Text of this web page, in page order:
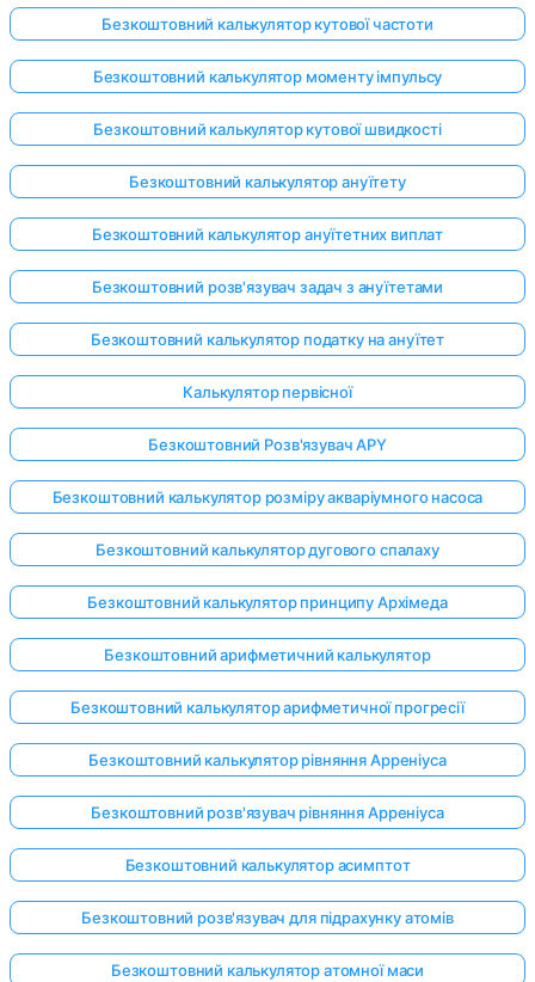
Поки
немає
своє
перше
Безкоштовний калькулятор кутової частоти
Безкоштовний калькулятор моменту імпульсу
Безкоштовний калькулятор кутової швидкості
Безкоштовний калькулятор ануїтету
Безкоштовний калькулятор ануїтетних виплат
Безкоштовний розв'язувач задач з ануїтетами
Безкоштовний калькулятор податку на ануїтет
Калькулятор первісної
Безкоштовний Розв'язувач APY
Безкоштовний калькулятор розміру акваріумного насоса
Безкоштовний калькулятор дугового спалаху
Безкоштовний калькулятор принципу Архімеда
Безкоштовний арифметичний калькулятор
Безкоштовний калькулятор арифметичної прогресії
Безкоштовний калькулятор рівняння Арреніуса
Безкоштовний розв'язувач рівняння Арреніуса
Безкоштовний калькулятор асимптот
Безкоштовний розв'язувач для підрахунку атомів
Безкоштовний калькулятор атомної маси